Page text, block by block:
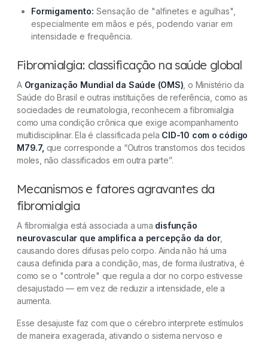
Formigamento: Sensação de "alfinetes e agulhas",
especialmente em mãos e pés, podendo variar em
intensidade e frequência.
Fibromialgia: classificação na saúde global
A Organização Mundial da Saúde (OMS) , o Ministério da
Saúde do Brasil e outras instituições de referência, como as
sociedades de reumatologia, reconhecem a fibromialgia
como uma condição crônica que exige acompanhamento
multidisciplinar. Ela é classificada pela CID-10 com o código
M79.7, que corresponde a “Outros transtornos dos tecidos
moles, não classificados em outra parte”.
Mecanismos e fatores agravantes da
fibromialgia
A fibromialgia está associada a uma disfunção
neurovascular que amplifica a percepção da dor,
causando dores difusas pelo corpo. Ainda não há uma
causa definida para a condição, mas, de forma ilustrativa, é
como se o "controle" que regula a dor no corpo estivesse
desajustado — em vez de reduzir a intensidade, ele a
aumenta.
Esse desajuste faz com que o cérebro interprete estímulos
de maneira exagerada, ativando o sistema nervoso e